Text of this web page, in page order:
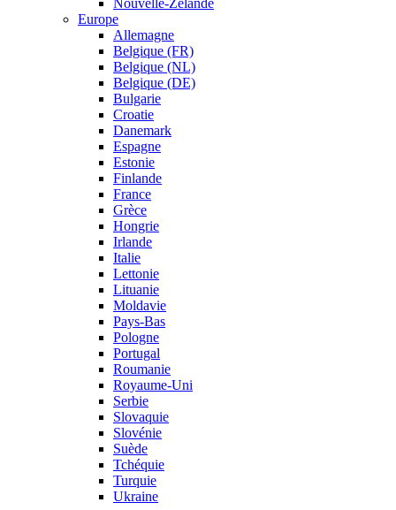
Europe
Allemagne
Belgique (FR)
Belgique (NL)
Belgique (DE)
Bulgarie
Croatie
Danemark
Espagne
Estonie
Finlande
France
Grèce
Hongrie
Irlande
Italie
Lettonie
Lituanie
Moldavie
Pays-Bas
Pologne
Portugal
Roumanie
Royaume-Uni
Serbie
Slovaquie
Slovénie
Suède
Tchéquie
Turquie
Ukraine